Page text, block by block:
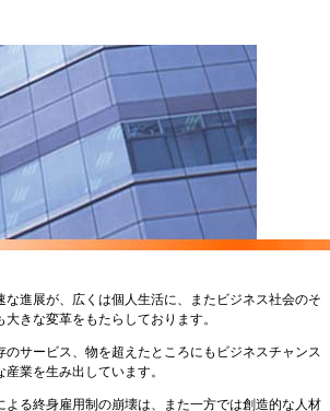
な進展が、広くは個人生活に、またビジネス社会のそ
きな変革をもたらしております。
のサービス、物を超えたところにもビジネスチャンス
業を生み出しています。
よる終身雇用制の崩壊は、また一方では創造的な人材